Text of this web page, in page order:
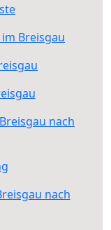
Breisgau
nach
nach